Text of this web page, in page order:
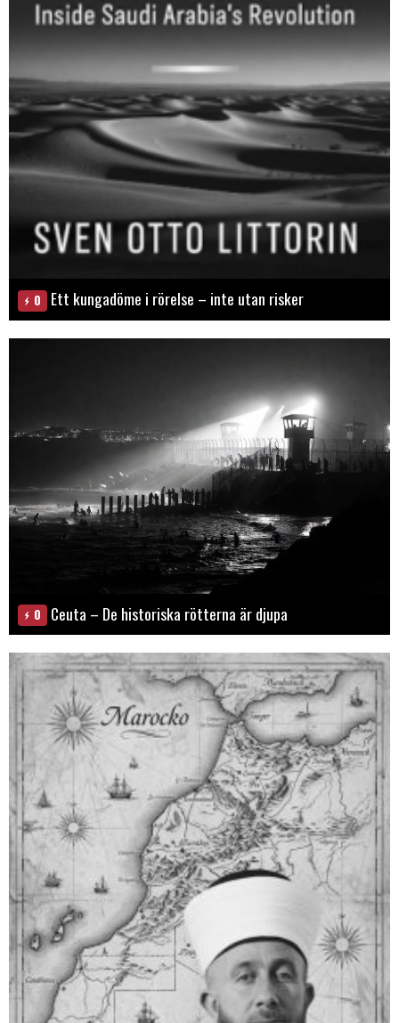
0 Ett kungadöme i rörelse – inte utan risker
0 Ceuta – De historiska rötterna är djupa